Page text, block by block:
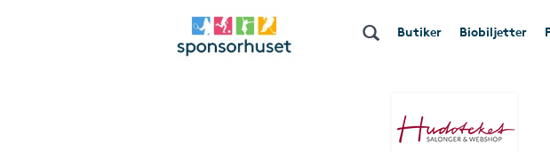
Butiker Biobiljetter